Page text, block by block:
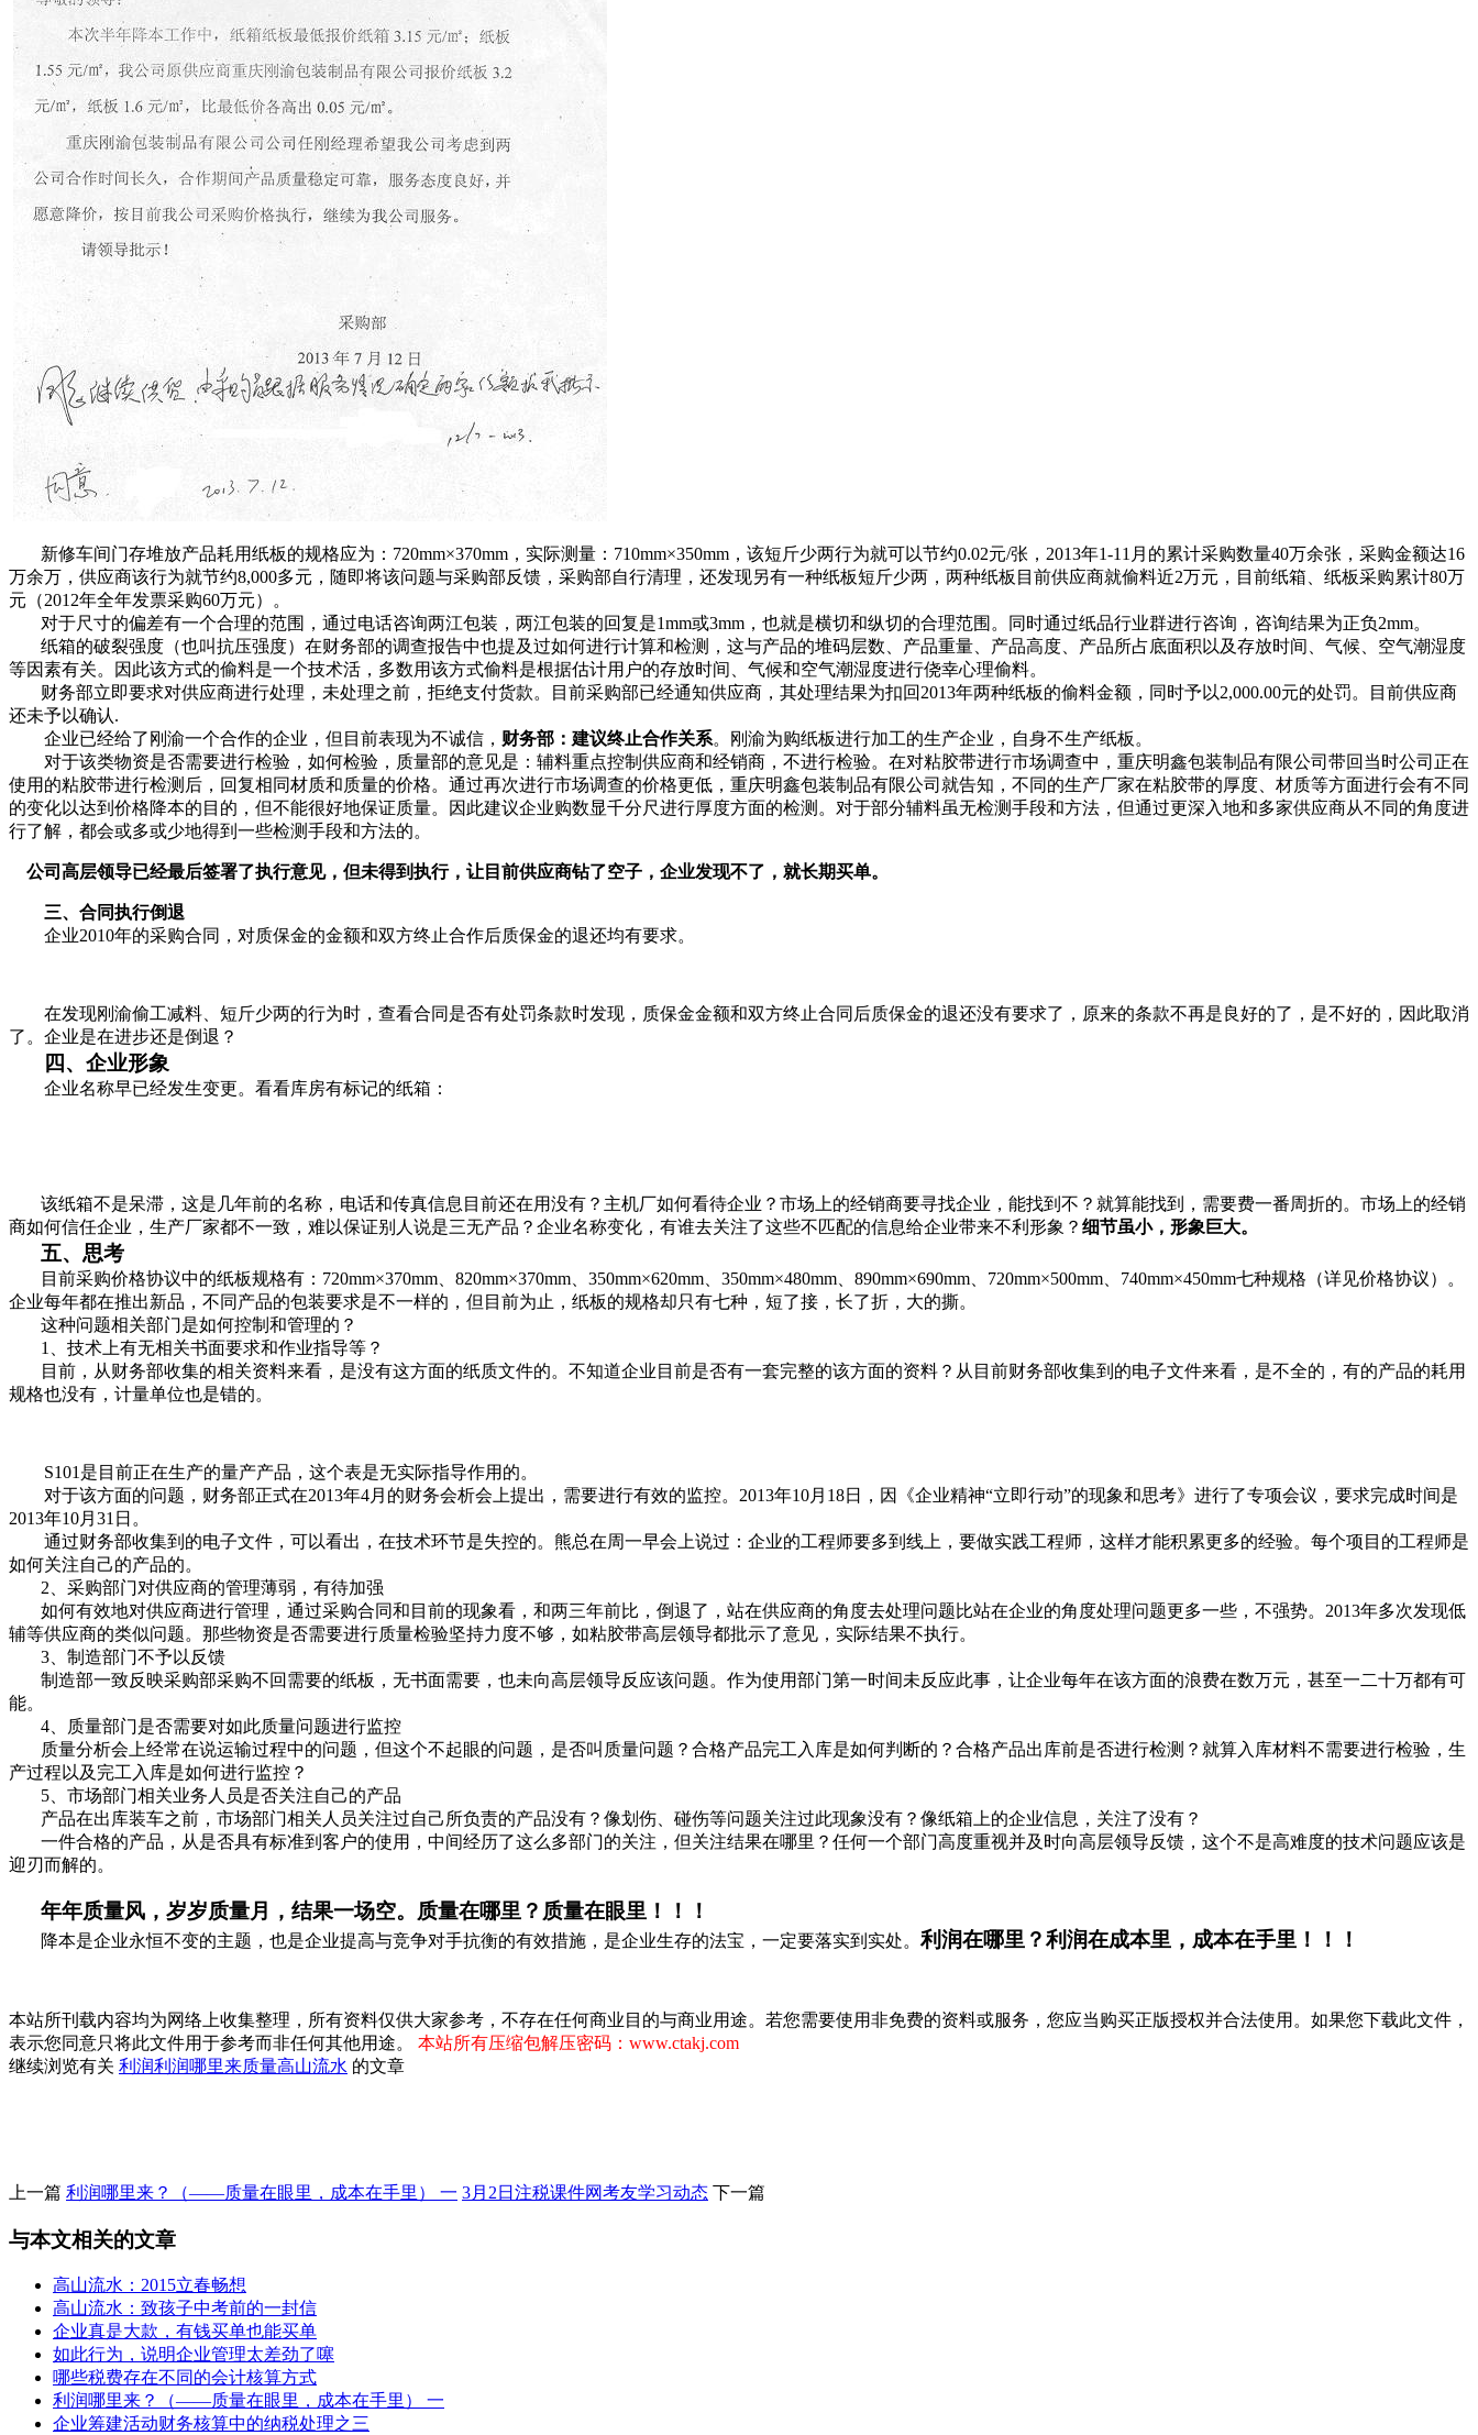
新修车间门存堆放产品耗用纸板的规格应为： 720mm×370mm ，实际测量： 710mm×350mm ，该短斤少两行为就可以节约0.02元/张， 2013年1-11 月的累计采购数量40万余张，采购金额达16
万余万，供应商该行为就节约8,000多元，随即将该问题与采购部反馈，采购部自行清理，还发现另有一种纸板短斤少两，两种纸板目前供应商就偷料近2万元，目前纸箱、纸板采购累计80万
元（2012年全年发票采购60万元）。
对于尺寸的偏差有一个合理的范围，通过电话咨询两江包装，两江包装的回复是1mm或3mm ，也就是横切和纵切的合理范围。同时通过纸品行业群进行咨询，咨询结果为正负2mm。
纸箱的破裂强度（也叫抗压强度）在财务部的调查报告中也提及过如何进行计算和检测，这与产品的堆码层数、产品重量、产品高度、产品所占底面积以及存放时间、气候、空气潮湿度
等因素有关。因此该方式的偷料是一个技术活，多数用该方式偷料是根据估计用户的存放时间、气候和空气潮湿度进行侥幸心理偷料。
财务部立即要求对供应商进行处理，未处理之前，拒绝支付货款。目前采购部已经通知供应商，其处理结果为扣回 2013年两种纸板的偷料金额，同时予以2,000.00元的处罚。目前供应商
还未予以确认.
企业已经给了刚渝一个合作的企业，但目前表现为不诚信， 财务部：建议终止合作关系。刚渝为购纸板进行加工的生产企业，自身不生产纸板。
对于该类物资是否需要进行检验，如何检验，质量部的意见是：辅料重点控制供应商和经销商，不进行检验。在对粘胶带进行市场调查中，重庆明鑫包装制品有限公司带回当时公司正在
使用的粘胶带进行检测后，回复相同材质和质量的价格。通过再次进行市场调查的价格更低，重庆明鑫包装制品有限公司就告知，不同的生产厂家在粘胶带的厚度、材质等方面进行会有不同
的变化以达到价格降本的目的，但不能很好地保证质量。因此建议企业购数显千分尺进行厚度方面的检测。对于部分辅料虽无检测手段和方法，但通过更深入地和多家供应商从不同的角度进
行了解，都会或多或少地得到一些检测手段和方法的。
公司高层领导已经最后签署了执行意见，但未得到执行，让目前供应商钻了空子，企业发现不了，就长期买单。
三、合同执行倒退
企业2010年的采购合同，对质保金的金额和双方终止合作后质保金的退还均有要求。
在发现刚渝偷工减料、短斤少两的行为时，查看合同是否有处罚条款时发现，质保金金额和双方终止合同后质保金的退还没有要求了，原来的条款不再是良好的了，是不好的，因此取消
了。企业是在进步还是倒退？
四、企业形象
企业名称早已经发生变更。看看库房有标记的纸箱：
该纸箱不是呆滞，这是几年前的名称，电话和传真信息目前还在用没有？主机厂如何看待企业？市场上的经销商要寻找企业，能找到不？就算能找到，需要费一番周折的。市场上的经销
商如何信任企业，生产厂家都不一致，难以保证别人说是三无产品？企业名称变化，有谁去关注了这些不匹配的信息给企业带来不利形象？ 细节虽小，形象巨大。
五、思考
目前采购价格协议中的纸板规格有： 720mm×370mm 820mm×370mm 350mm×620mm 350mm×480mm 890mm×690mm 720mm×500mm 740mm×450mm七种规格（详见价格协议）。
企业每年都在推出新品，不同产品的包装要求是不一样的，但目前为止，纸板的规格却只有七种，短了接，长了折，大的撕。
这种问题相关部门是如何控制和管理的？
1
、技术上有无相关书面要求和作业指导等？
目前，从财务部收集的相关资料来看，是没有这方面的纸质文件的。不知道企业目前是否有一套完整的该方面的资料？从目前财务部收集到的电子文件来看，是不全的，有的产品的耗用
规格也没有，计量单位也是错的。
S101 是目前正在生产的量产产品，这个表是无实际指导作用的。
对于该方面的问题，财务部正式在2013年4月的财务会析会上提出，需要进行有效的监控。2013年10月18日，因《企业精神“立即行动”的现象和思考》进行了专项会议，要求完成时间是
2013年10月31日。
通过财务部收集到的电子文件，可以看出，在技术环节是失控的。熊总在周一早会上说过：企业的工程师要多到线上，要做实践工程师，这样才能积累更多的经验。每个项目的工程师是
如何关注自己的产品的。
2 、采购部门对供应商的管理薄弱，有待加强
如何有效地对供应商进行管理，通过采购合同和目前的现象看，和两三年前比，倒退了，站在供应商的角度去处理问题比站在企业的角度处理问题更多一些，不强势。 2013年多次发现低
辅等供应商的类似问题。那些物资是否需要进行质量检验坚持力度不够，如粘胶带高层领导都批示了意见，实际结果不执行。
3 、制造部门不予以反馈
制造部一致反映采购部采购不回需要的纸板，无书面需要，也未向高层领导反应该问题。作为使用部门第一时间未反应此事，让企业每年在该方面的浪费在数万元，甚至一二十万都有可
能。
4 、质量部门是否需要对如此质量问题进行监控
质量分析会上经常在说运输过程中的问题，但这个不起眼的问题，是否叫质量问题？合格产品完工入库是如何判断的？合格产品出库前是否进行检测？就算入库材料不需要进行检验，生
产过程以及完工入库是如何进行监控？
5 、市场部门相关业务人员是否关注自己的产品
产品在出库装车之前，市场部门相关人员关注过自己所负责的产品没有？像划伤、碰伤等问题关注过此现象没有？像纸箱上的企业信息，关注了没有？
一件合格的产品，从是否具有标准到客户的使用，中间经历了这么多部门的关注，但关注结果在哪里？任何一个部门高度重视并及时向高层领导反馈，这个不是高难度的技术问题应该是
迎刃而解的。
年年质量风，岁岁质量月，结果一场空。质量在哪里？质量在眼里！！！
降本是企业永恒不变的主题，也是企业提高与竞争对手抗衡的有效措施，是企业生存的法宝，一定要落实到实处。利润在哪里？利润在成本里，成本在手里！！！
本站所刊载内容均为网络上收集整理，所有资料仅供大家参考，不存在任何商业目的与商业用途。若您需要使用非免费的资料或服务，您应当购买正版授权并合法使用。如果您下载此文件，
表示您同意只将此文件用于参考而非任何其他用途。 本站所有压缩包解压密码：www.ctakj.com
继续浏览有关 利润利润哪里来质量高山流水 的文章
上一篇 利润哪里来？（——质量在眼里，成本在手里） 一 3月2日注税课件网考友学习动态 下一篇
与本文相关的文章
高山流水：2015立春畅想
高山流水：致孩子中考前的一封信
企业真是大款，有钱买单也能买单
如此行为，说明企业管理太差劲了噻
哪些税费存在不同的会计核算方式
利润哪里来？（——质量在眼里，成本在手里） 一
企业筹建活动财务核算中的纳税处理之三